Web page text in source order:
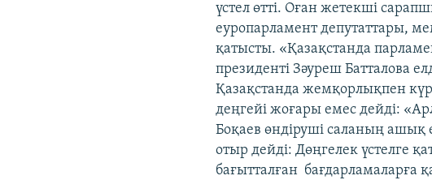
үстел өтті. Оған жетекші
еуропарламент депутаттары,
қатысты. «Қазақстанда
президенті Зәуреш Батталова
Қазақстанда жемқорлықпен
деңгейі жоғары емес дейді:
Боқаев өндіруші саланың ашық
отыр дейді: Дөңгелек үстелге
бағытталған бағдарламаларға